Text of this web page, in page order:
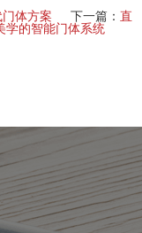
体方案 下一篇： 直
学的智能门体系统